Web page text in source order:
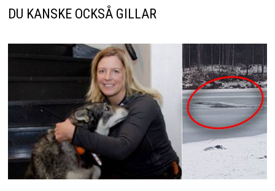
DU KANSKE OCKSÅ GILLAR